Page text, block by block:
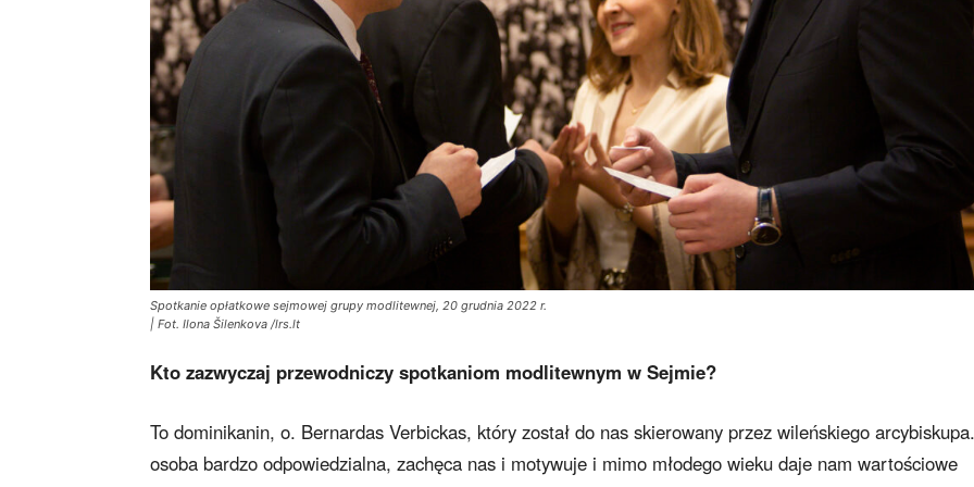
Spotkanie opłatkowe sejmowej grupy modlitewnej, 20 grudnia 2022 r.
| Fot. Ilona Šilenkova /lrs.lt
Kto zazwyczaj przewodniczy spotkaniom modlitewnym w Sejmie?
To dominikanin, o. Bernardas Verbickas, który został do nas skierowany przez wileńskiego
osoba bardzo odpowiedzialna, zachęca nas i motywuje i mimo młodego wieku daje nam wartościowe